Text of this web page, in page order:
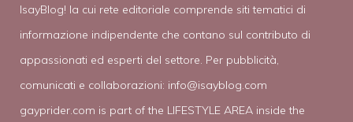
IsayBlog! la cui rete editoriale comprende siti tematici di
informazione indipendente che contano sul contributo di
appassionati ed esperti del settore. Per pubblicità,
comunicati e collaborazioni: info@isayblog.com
gayprider.com is part of the LIFESTYLE AREA inside the